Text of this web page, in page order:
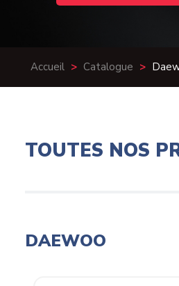
Accueil > Catalogue >
TOUTES NOS
DAEWOO